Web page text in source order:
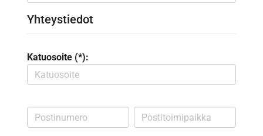
Yhteystiedot
Katuosoite (*):